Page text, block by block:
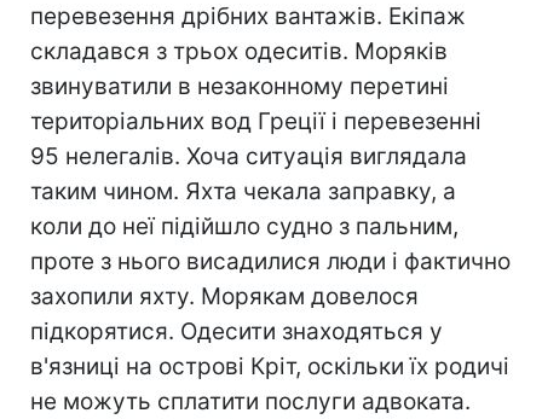
перевезення дрібних вантажів. Екіпаж
складався з трьох одеситів. Моряків
звинуватили в незаконному перетині
територіальних вод Греції і перевезенні
95 нелегалів. Хоча ситуація виглядала
таким чином. Яхта чекала заправку, а
коли до неї підійшло судно з пальним,
проте з нього висадилися люди і фактично
захопили яхту. Морякам довелося
підкорятися. Одесити знаходяться у
в'язниці на острові Кріт, оскільки їх родичі
не можуть сплатити послуги адвоката.